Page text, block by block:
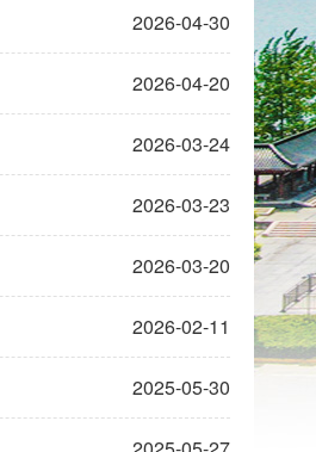
2026-04-30
2026-04-20
2026-03-24
2026-03-23
2026-03-20
2026-02-11
2025-05-30